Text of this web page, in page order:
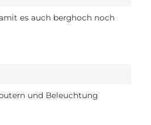
es auch berghoch noch
und Beleuchtung